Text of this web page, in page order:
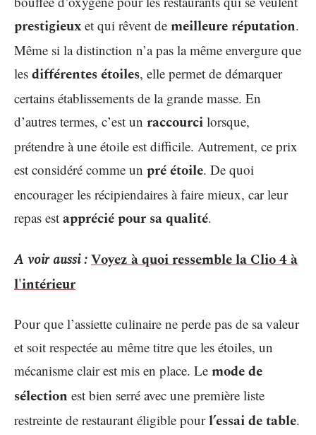
prestigieux et qui rêvent de meilleure réputation.
Même si la distinction n’a pas la même envergure que
les différentes étoiles, elle permet de démarquer
certains établissements de la grande masse. En
d’autres termes, c’est un raccourci lorsque,
prétendre à une étoile est difficile. Autrement, ce prix
est considéré comme un pré étoile. De quoi
encourager les récipiendaires à faire mieux, car leur
repas est apprécié pour sa qualité.
A voir aussi :Voyez à quoi ressemble la Clio 4 à
l'intérieur
Pour que l’assiette culinaire ne perde pas de sa valeur
et soit respectée au même titre que les étoiles, un
mécanisme clair est mis en place. Le mode de
sélection est bien serré avec une première liste
restreinte de restaurant éligible pourl’essai de table.